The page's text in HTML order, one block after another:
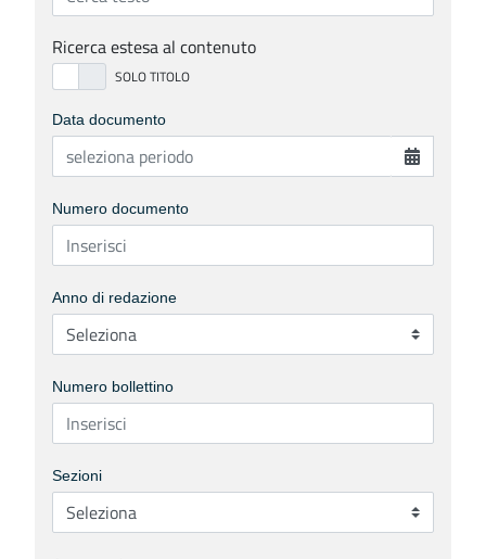
Ricerca estesa al contenuto
Data documento
Numero documento
Anno di redazione
Numero bollettino
Sezioni